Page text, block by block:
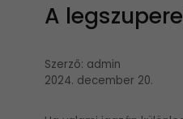
A
Szerző: admin
2024. december 20.